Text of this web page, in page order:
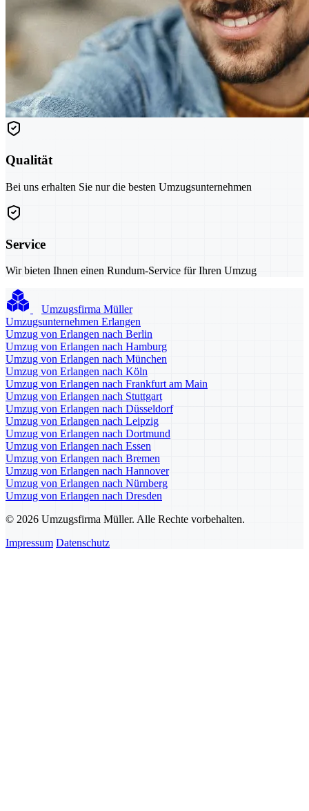
Qualität
Bei uns erhalten Sie nur die besten Umzugsunternehmen
Service
Wir bieten Ihnen einen Rundum-Service für Ihren Umzug
Umzugsfirma Müller
Umzugsunternehmen Erlangen
Umzug von Erlangen nach Berlin
Umzug von Erlangen nach Hamburg
Umzug von Erlangen nach München
Umzug von Erlangen nach Köln
Umzug von Erlangen nach Frankfurt am Main
Umzug von Erlangen nach Stuttgart
Umzug von Erlangen nach Düsseldorf
Umzug von Erlangen nach Leipzig
Umzug von Erlangen nach Dortmund
Umzug von Erlangen nach Essen
Umzug von Erlangen nach Bremen
Umzug von Erlangen nach Hannover
Umzug von Erlangen nach Nürnberg
Umzug von Erlangen nach Dresden
© 2026 Umzugsfirma Müller. Alle Rechte vorbehalten.
Impressum Datenschutz